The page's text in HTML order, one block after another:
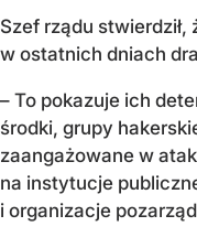
Szef rządu stwierdził,
w ostatnich dniach
– To pokazuje ich
środki, grupy
zaangażowane w
na instytucje
i organizacje